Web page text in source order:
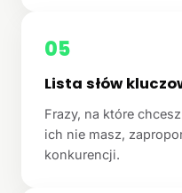
05
Lista słów
Frazy, na które
ich nie masz,
konkurencji.